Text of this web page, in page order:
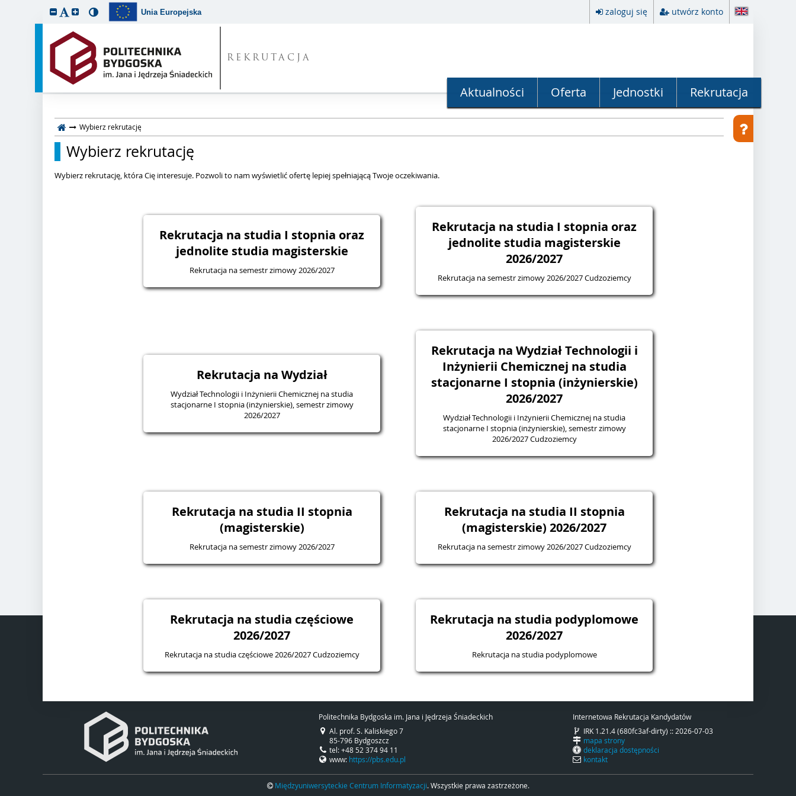
Unia Europejska zaloguj się utwórz konto
REKRUTACJA
Aktualności Oferta Jednostki Rekrutacja
Wybierz rekrutację
Wybierz rekrutację
Wybierz rekrutację, która Cię interesuje. Pozwoli to nam wyświetlić ofertę lepiej spełniającą Twoje oczekiwania.
Rekrutacja na studia I stopnia oraz
jednolite studia magisterskie
Rekrutacja na semestr zimowy 2026/2027
Rekrutacja na studia I stopnia oraz
jednolite studia magisterskie
2026/2027
Rekrutacja na semestr zimowy 2026/2027 Cudzoziemcy
Rekrutacja na Wydział
Wydział Technologii i Inżynierii Chemicznej na studia
stacjonarne I stopnia (inżynierskie), semestr zimowy
2026/2027
Rekrutacja na Wydział Technologii i
Inżynierii Chemicznej na studia
stacjonarne I stopnia (inżynierskie)
2026/2027
Wydział Technologii i Inżynierii Chemicznej na studia
stacjonarne I stopnia (inżynierskie), semestr zimowy
2026/2027 Cudzoziemcy
Rekrutacja na studia II stopnia
(magisterskie)
Rekrutacja na semestr zimowy 2026/2027
Rekrutacja na studia II stopnia
(magisterskie) 2026/2027
Rekrutacja na semestr zimowy 2026/2027 Cudzoziemcy
Rekrutacja na studia częściowe
2026/2027
Rekrutacja na studia częściowe 2026/2027 Cudzoziemcy
Rekrutacja na studia podyplomowe
2026/2027
Rekrutacja na studia podyplomowe
Politechnika Bydgoska im. Jana i Jędrzeja Śniadeckich
Al. prof. S. Kaliskiego 7
85-796 Bydgoszcz
tel: +48 52 374 94 11
www: https://pbs.edu.pl
Internetowa Rekrutacja Kandydatów
IRK 1.21.4 (680fc3af-dirty) :: 2026-07-03
mapa strony
deklaracja dostępności
kontakt
Międzyuniwersyteckie Centrum Informatyzacji. Wszystkie prawa zastrzeżone.